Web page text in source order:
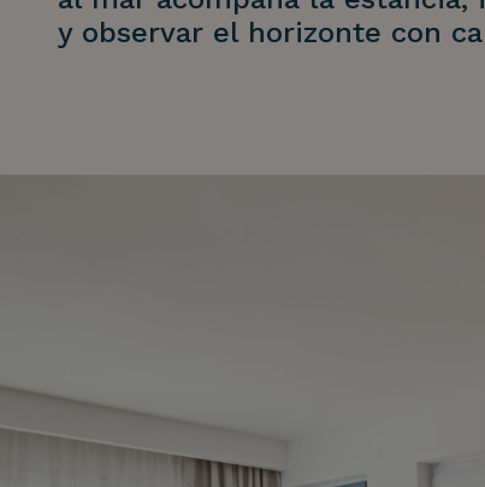
y observar el horizonte con